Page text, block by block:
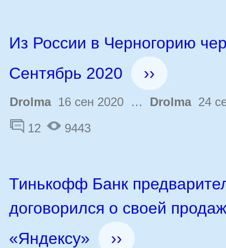
Из России в Черногорию
Сентябрь 2020
››
Drolma16 сен 2020 … Drolma24
12
9443
Тинькофф Банк
договорился о своей
«Яндексу»
››